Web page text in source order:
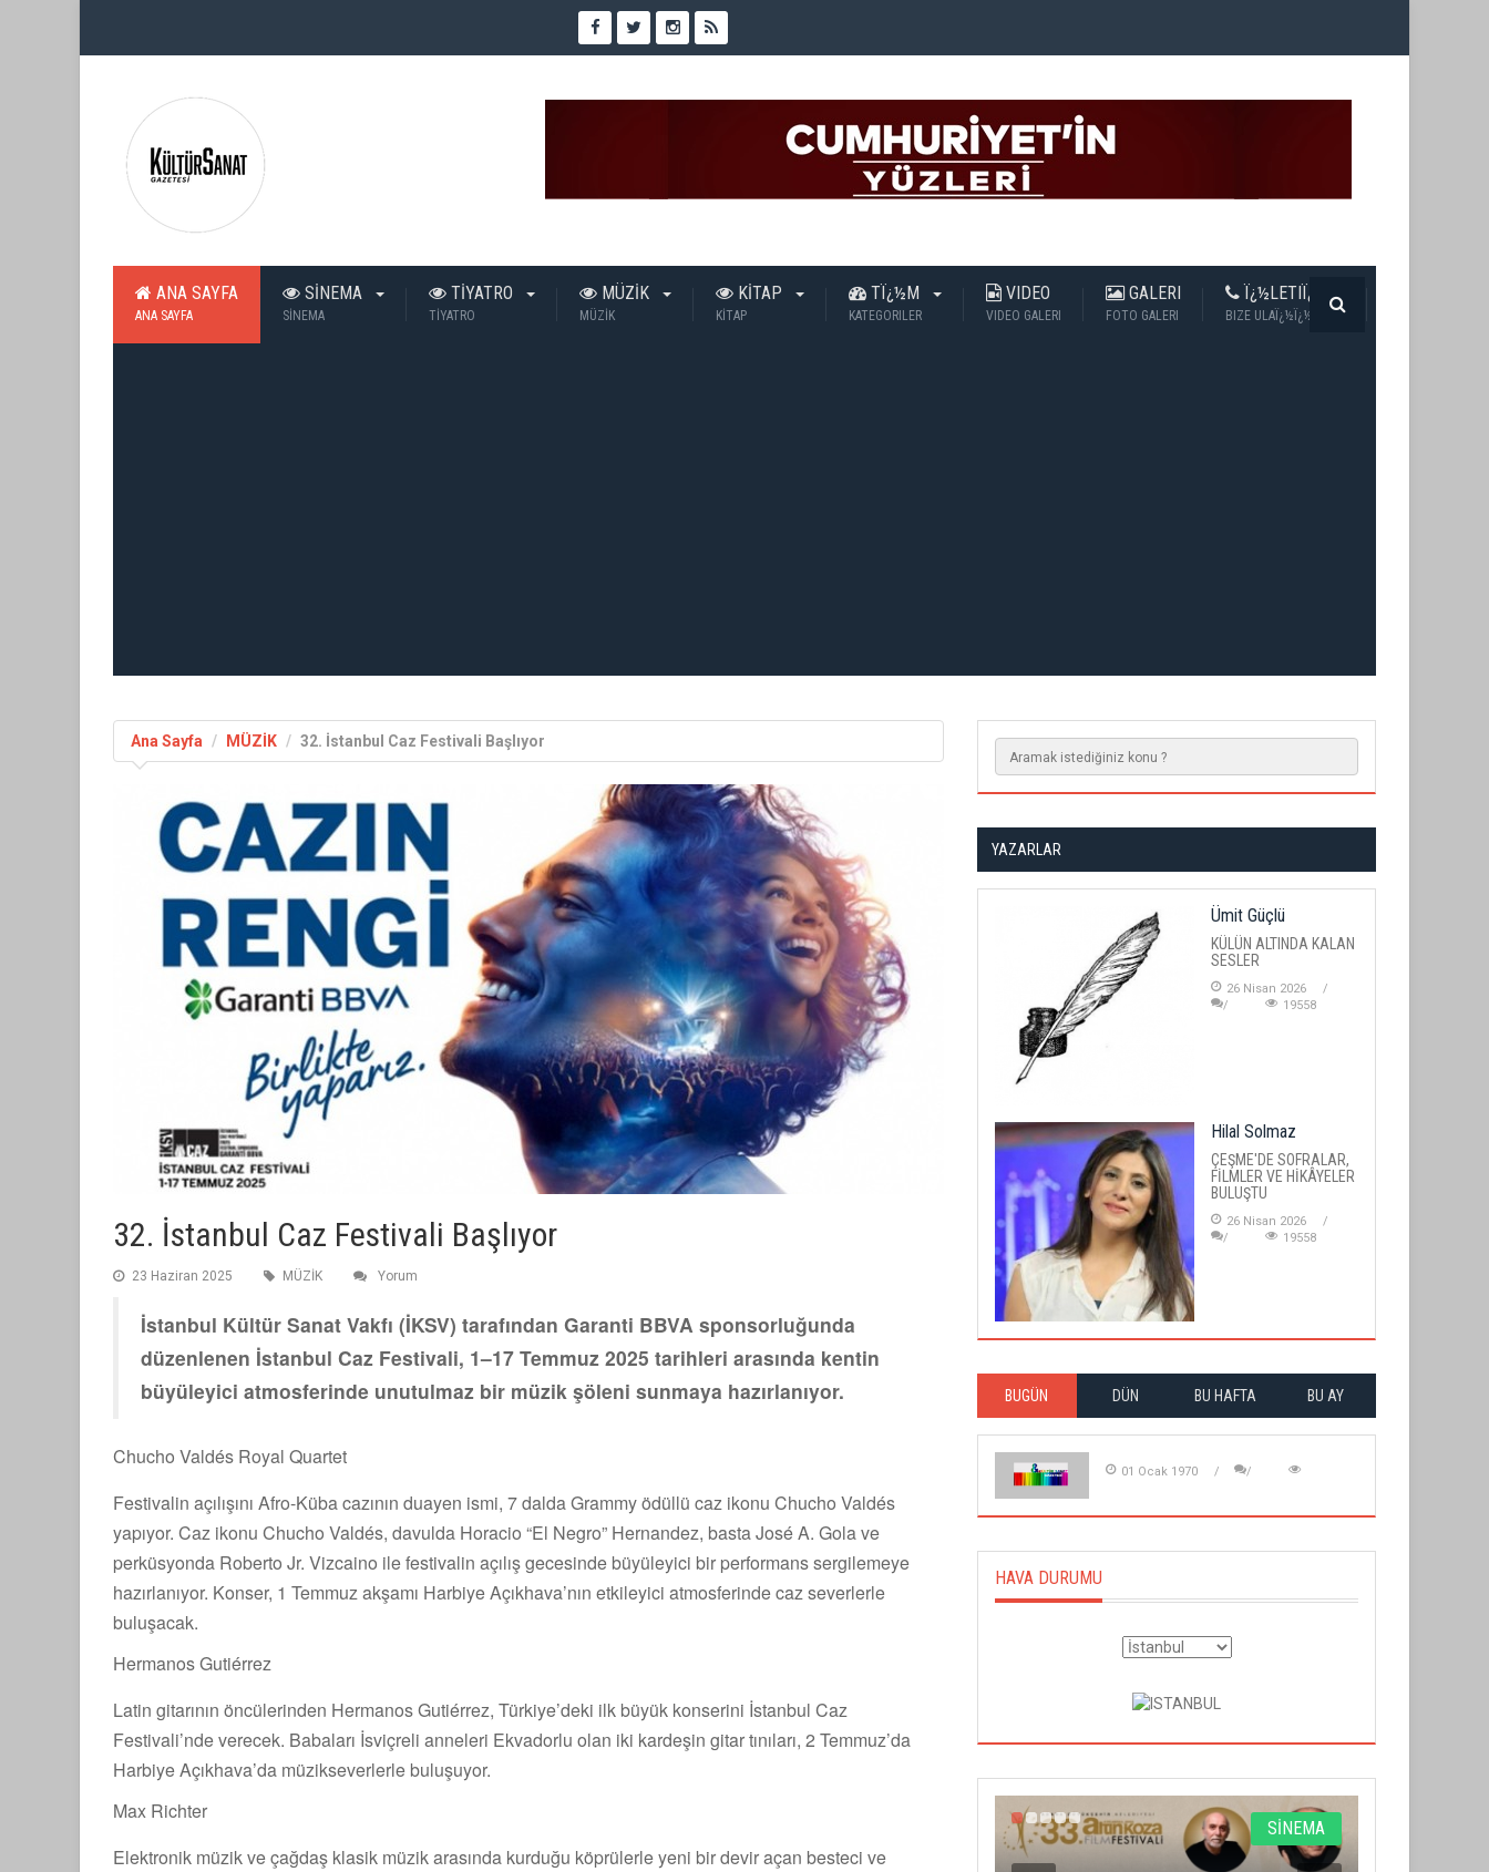
ANA SAYFA
ANA SAYFA
SİNEMA
SİNEMA
TİYATRO
TİYATRO
MÜZİK
MÜZİK
KİTAP
KİTAP
TÏ¿½M
KATEGORILER
VIDEO
VIDEO GALERI
GALERI
FOTO GALERI
Ï¿½LETIÏ¿½IM
BIZE ULAÏ¿½Ï¿½N
Ana Sayfa MÜZİK 32. İstanbul Caz Festivali Başlıyor
32. İstanbul Caz Festivali Başlıyor
23 Haziran 2025 MÜZİK Yorum
İstanbul Kültür Sanat Vakfı (İKSV) tarafından Garanti BBVA sponsorluğunda
düzenlenen İstanbul Caz Festivali, 1–17 Temmuz 2025 tarihleri arasında kentin
büyüleyici atmosferinde unutulmaz bir müzik şöleni sunmaya hazırlanıyor.
Chucho Valdés Royal Quartet
Festivalin açılışını Afro-Küba cazının duayen ismi, 7 dalda Grammy ödüllü caz ikonu Chucho Valdés
yapıyor. Caz ikonu Chucho Valdés, davulda Horacio “El Negro” Hernandez, basta José A. Gola ve
perküsyonda Roberto Jr. Vizcaino ile festivalin açılış gecesinde büyüleyici bir performans sergilemeye
hazırlanıyor. Konser, 1 Temmuz akşamı Harbiye Açıkhava’nın etkileyici atmosferinde caz severlerle
buluşacak.
Hermanos Gutiérrez
Latin gitarının öncülerinden Hermanos Gutiérrez, Türkiye’deki ilk büyük konserini İstanbul Caz
Festivali’nde verecek. Babaları İsviçreli anneleri Ekvadorlu olan iki kardeşin gitar tınıları, 2 Temmuz’da
Harbiye Açıkhava’da müzikseverlerle buluşuyor.
Max Richter
Elektronik müzik ve çağdaş klasik müzik arasında kurduğu köprülerle yeni bir devir açan besteci ve
YAZARLAR
Ümit Güçlü
KÜLÜN ALTINDA KALAN
SESLER
26 Nisan 2026
19558
Hilal Solmaz
ÇEŞME'DE SOFRALAR,
FİLMLER VE HİKÂYELER
BULUŞTU
26 Nisan 2026
19558
BUGÜN DÜN BU HAFTA BU AY
01 Ocak 1970
HAVA DURUMU
SİNEMA